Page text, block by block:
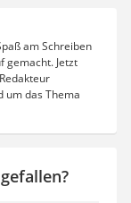
am Schreiben
gemacht. Jetzt
um das Thema